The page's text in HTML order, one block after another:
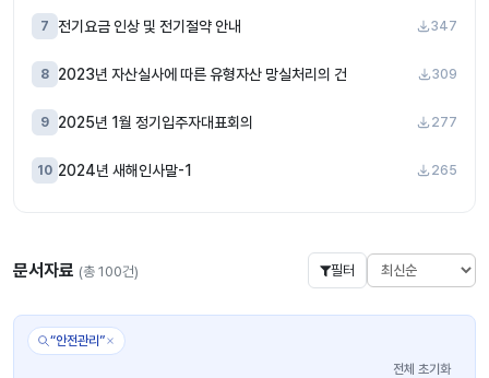
7 전기요금 인상 및 전기절약 안내 347
8 2023년 자산실사에 따른 유형자산 망실처리의 건 309
9 2025년 1월 정기입주자대표회의 277
10 2024년 새해인사말-1 265
문서자료 (총 100건) 필터
“안전관리”
전체 초기화